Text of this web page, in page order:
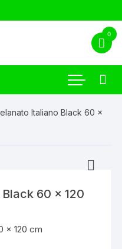
0
Italiano Black 60 x
60 x 120
x 120 cm